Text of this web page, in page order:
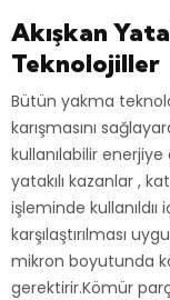
Akışkan
Teknolojiller
Bütün yakma
karışmasını
kullanılabilir
yatakılı kazanlar ,
işleminde
karşılaştırılması
mikron boyutunda
gerektirir.Kömür